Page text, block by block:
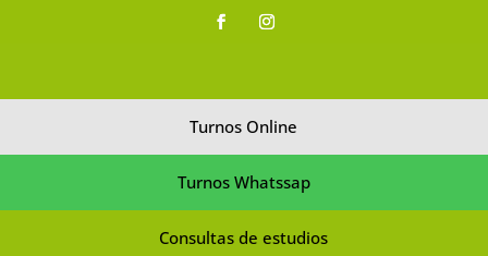
Turnos Online
Turnos Whatssap
Consultas de estudios